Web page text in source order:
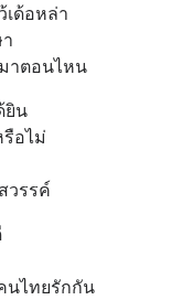
เด้อหล่า
าตอนไหน
ยิน
อไม่
วรรค์
นไทยรักกัน